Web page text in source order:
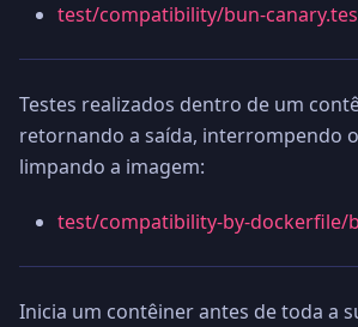
test/compatibility/bun-
Testes realizados dentro de um
retornando a saída, interrompendo
limpando a imagem:
test/compatibility-by-dockerfile/
Inicia um contêiner antes de toda a